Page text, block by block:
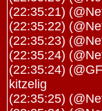
(22:35:21)
(22:35:22)
(22:35:23)
(22:35:24)
(22:35:24)
kitzelig
(22:35:25)